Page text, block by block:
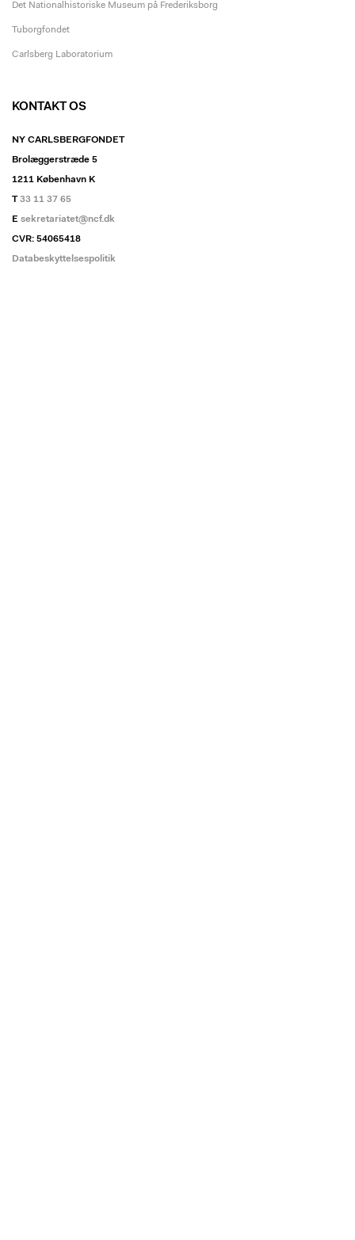
Det Nationalhistoriske Museum på Frederiksborg
Tuborgfondet
Carlsberg Laboratorium
KONTAKT OS
NY CARLSBERGFONDET
Brolæggerstræde 5
1211 København K
T33 11 37 65
E sekretariatet@ncf.dk
CVR: 54065418
Databeskyttelsespolitik